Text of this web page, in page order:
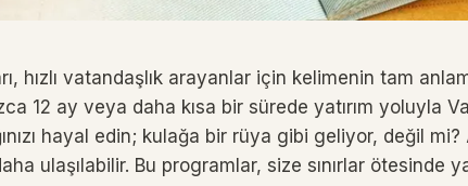
hızlı vatandaşlık arayanlar için kelimenin tam
12 ay veya daha kısa bir sürede yatırım yoluyla
hayal edin; kulağa bir rüya gibi geliyor, değil
ulaşılabilir. Bu programlar, size sınırlar ötesinde